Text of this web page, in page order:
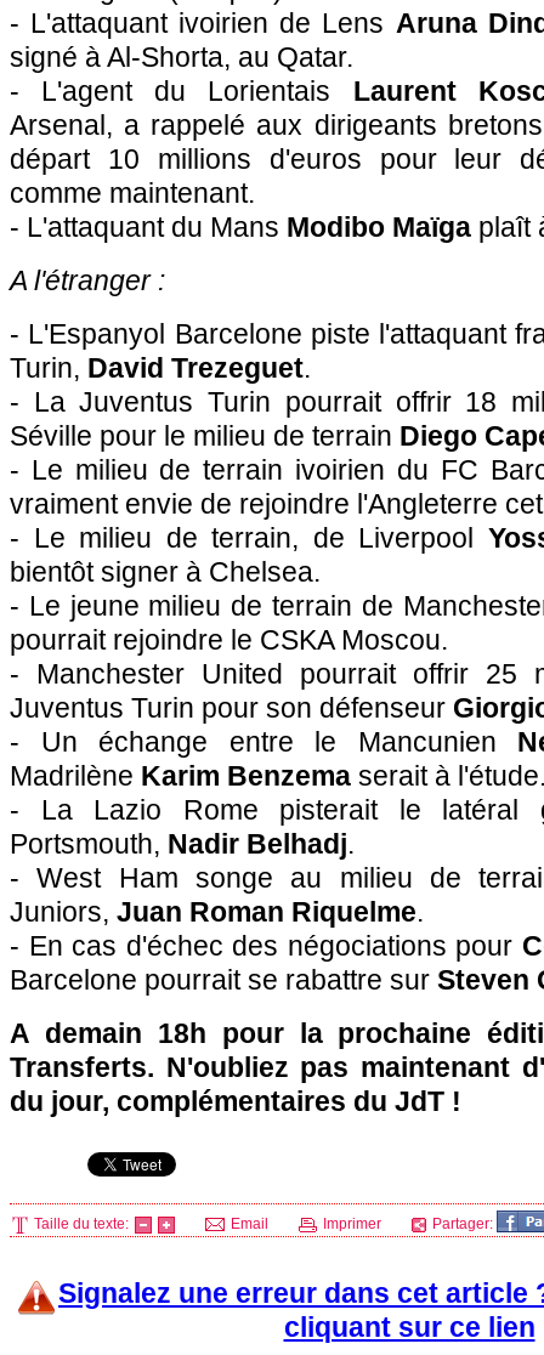
- L'attaquant ivoirien de Lens Aruna
signé à Al-Shorta, au Qatar.
- L'agent du Lorientais Laurent
Arsenal, a rappelé aux dirigeants
départ 10 millions d'euros pour leur
comme maintenant.
- L'attaquant du Mans Modibo Maïga plaît
A l'étranger :
- L'Espanyol Barcelone piste l'attaquant
Turin, David Trezeguet.
- La Juventus Turin pourrait offrir 18
Séville pour le milieu de terrain Diego
- Le milieu de terrain ivoirien du FC
vraiment envie de rejoindre l'Angleterre
- Le milieu de terrain, de Liverpool
bientôt signer à Chelsea.
- Le jeune milieu de terrain de
pourrait rejoindre le CSKA Moscou.
- Manchester United pourrait offrir 25
Juventus Turin pour son défenseur
- Un échange entre le Mancunien
Madrilène Karim Benzema serait à
- La Lazio Rome pisterait le latéral
Portsmouth, Nadir Belhadj.
- West Ham songe au milieu de
Juniors, Juan Roman Riquelme.
- En cas d'échec des négociations pour
Barcelone pourrait se rabattre sur Steven
A demain 18h pour la prochaine
Transferts. N'oubliez pas maintenant
du jour, complémentaires du JdT !
Taille du texte: Email Imprimer Partager:
Signalez une erreur dans cet article
cliquant sur ce lien